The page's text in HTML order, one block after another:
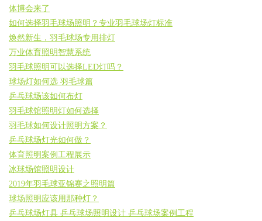
体博会来了
如何选择羽毛球场照明？专业羽毛球场灯标准
焕然新生，羽毛球场专用排灯
万业体育照明智慧系统
羽毛球照明可以选择LED灯吗？
球场灯如何选 羽毛球篇
乒乓球场该如何布灯
羽毛球馆照明灯如何选择
羽毛球如何设计照明方案？
乒乓球场灯光如何做？
体育照明案例工程展示
冰球场馆照明设计
2019年羽毛球亚锦赛之照明篇
球场照明应该用那种灯？
乒乓球场灯具 乒乓球场照明设计 乒乓球场案例工程